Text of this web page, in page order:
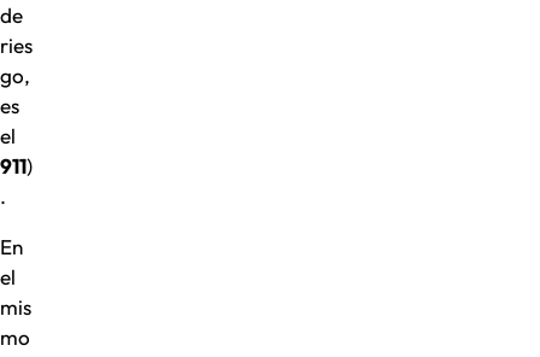
de
ries
go,
es
el
911)
.
En
el
mis
mo